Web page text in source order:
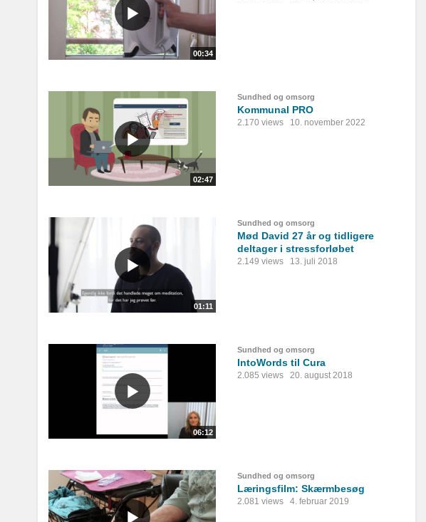
00:34
02:47
Sundhed og omsorg
Kommunal PRO
2.170 views 10. november 2022
01:11
Sundhed og omsorg
Mød David 27 år og tidligere
deltager i stressforløbet
2.149 views 13. juli 2018
06:12
Sundhed og omsorg
IntoWords til Cura
2.085 views 20. august 2018
Sundhed og omsorg
Læringsfilm: Skærmbesøg
2.081 views 4. februar 2019